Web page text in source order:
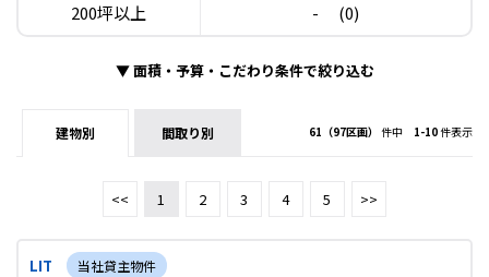
200坪以上
- (0)
▼面積・予算・こだわり条件で絞り込む
建物別 間取り別 61（97区画） 件中 1-10件表示
<< 1 2 3 4 5 >>
LIT 当社貸主物件